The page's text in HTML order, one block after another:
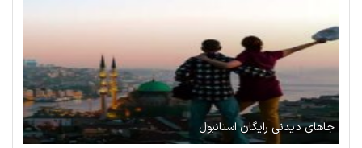
جاهای دیدنی رایگان استانبول